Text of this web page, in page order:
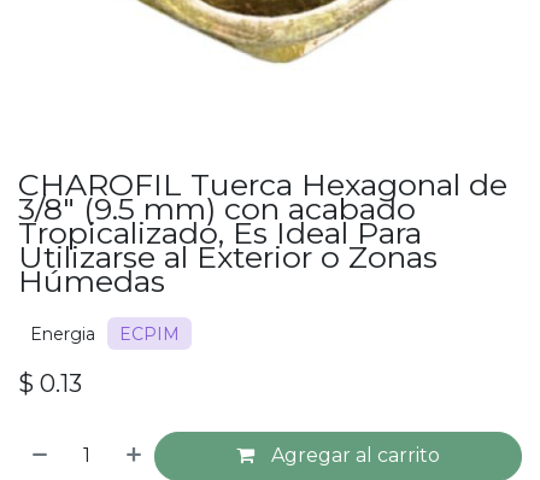
CHAROFIL Tuerca Hexagonal de
3/8" (9.5 mm) con acabado
Tropicalizado, Es Ideal Para
Utilizarse al Exterior o Zonas
Húmedas
Energia ECPIM
$ 0.13
Agregar al carrito